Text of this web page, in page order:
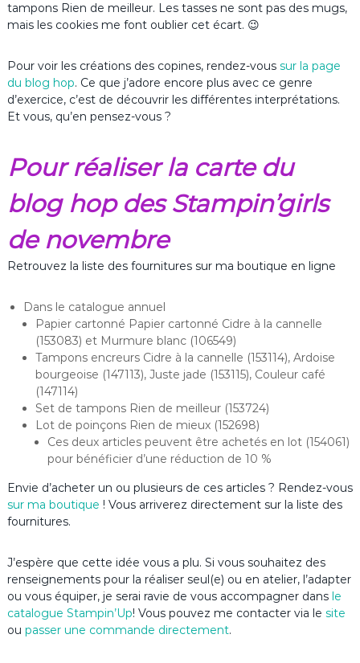
tampons Rien de meilleur. Les tasses ne sont pas des mugs,
mais les cookies me font oublier cet écart. 😉
Pour voir les créations des copines, rendez-vous sur la page
du blog hop. Ce que j’adore encore plus avec ce genre
d’exercice, c’est de découvrir les différentes interprétations.
Et vous, qu’en pensez-vous ?
Pour réaliser la carte du
blog hop des Stampin’girls
de novembre
Retrouvez la liste des fournitures sur ma boutique en ligne
Dans le catalogue annuel
Papier cartonné Papier cartonné Cidre à la cannelle
(153083) et Murmure blanc (106549)
Tampons encreurs Cidre à la cannelle (153114), Ardoise
bourgeoise (147113), Juste jade (153115), Couleur café
(147114)
Set de tampons Rien de meilleur (153724)
Lot de poinçons Rien de mieux (152698)
Ces deux articles peuvent être achetés en lot (154061)
pour bénéficier d’une réduction de 10 %
Envie d’acheter un ou plusieurs de ces articles ? Rendez-vous
sur ma boutique ! Vous arriverez directement sur la liste des
fournitures.
J’espère que cette idée vous a plu. Si vous souhaitez des
renseignements pour la réaliser seul(e) ou en atelier, l’adapter
ou vous équiper, je serai ravie de vous accompagner dans le
catalogue Stampin’Up! Vous pouvez me contacter via le site
ou passer une commande directement.